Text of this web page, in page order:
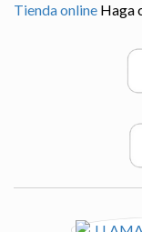
Tienda online Haga